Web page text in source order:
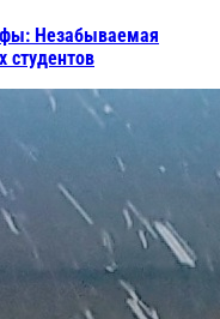
Незабываемая
студентов